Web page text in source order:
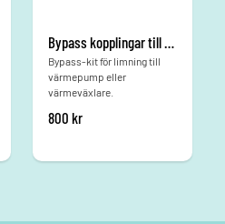
Bypass kopplingar till värmepump (lim)
Bypass-kit för limning till
värmepump eller
värmeväxlare.
800 kr